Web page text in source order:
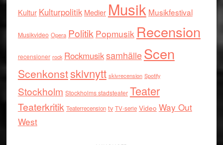
Kultur Kulturpolitik Medier Musik Musikfestival
Musikvideo Opera Politik Popmusik Recension
recensioner rock RockmusiksamhälleScen
Scenkonstskivnytt skivrecension Spotify
Stockholm Stockholms stadsteater Teater
Teaterkritik Teaterrecension tv TV-serie Video Way Out
West